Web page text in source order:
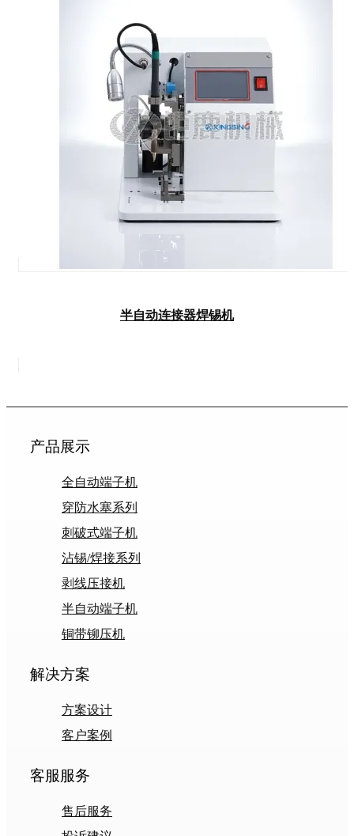
半自动连接器焊锡机
产品展示
全自动端子机
穿防水塞系列
刺破式端子机
沾锡/焊接系列
剥线压接机
半自动端子机
铜带铆压机
解决方案
方案设计
客户案例
客服服务
售后服务